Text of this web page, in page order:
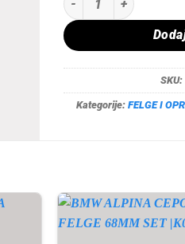
SKU:
Kategorije: FELGE I